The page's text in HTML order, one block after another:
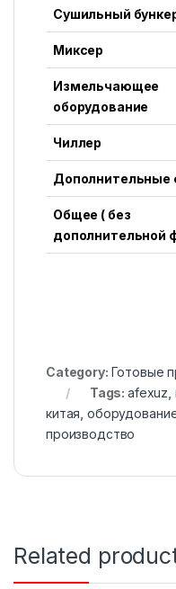
Сушильный
Миксер
Измельчающее
оборудование
Чиллер
Дополнительные
Общее ( без
дополнительной
Category: Готовые
Tags:afexuz
китая ,
производство
Related